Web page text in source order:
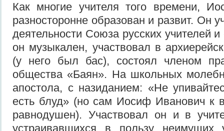
Как многие учителя того времени,
разносторонне образован и развит. Он
деятельности Союза русских учителей
он музыкален, участвовал в
(у него был бас), состоял членом
общества «Баян». На школьных
апостола, с назиданием: «Не
есть блуд» (но сам Иосиф Иванович к
равнодушен). Участвовал он и в
устраивавшихся в пользу